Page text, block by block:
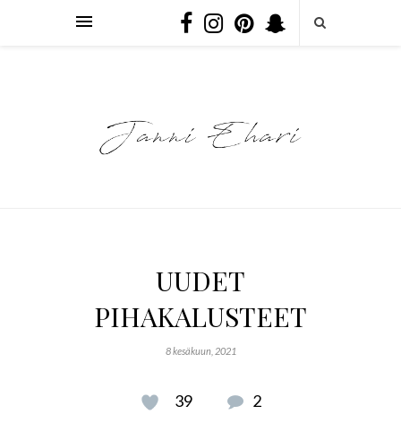
UUDET
PIHAKALUSTEET
8 kesäkuun, 2021
39 2